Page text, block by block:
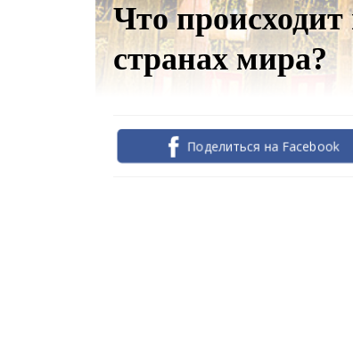
Что
странах мира?
Поделиться на Facebook